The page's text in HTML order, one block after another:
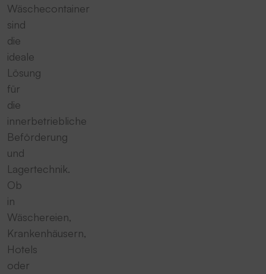
Wäschecontainer
sind
die
ideale
Lösung
für
die
innerbetriebliche
Beförderung
und
Lagertechnik.
Ob
in
Wäschereien,
Krankenhäusern,
Hotels
oder